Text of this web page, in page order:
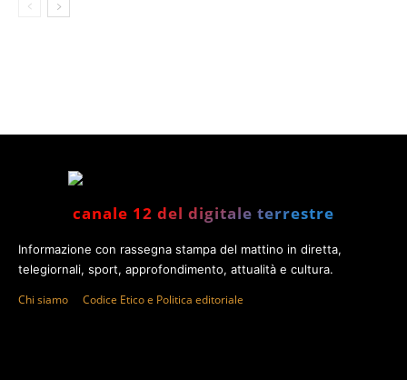
canale 12 del digitale terrestre
Informazione con rassegna stampa del mattino in diretta,
telegiornali, sport, approfondimento, attualità e cultura.
Chi siamo Codice Etico e Politica editoriale